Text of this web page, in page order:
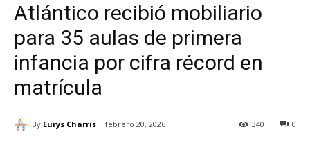
Atlántico recibió mobiliario
para 35 aulas de primera
infancia por cifra récord en
matrícula
By Eurys Charris febrero 20, 2026 0
340